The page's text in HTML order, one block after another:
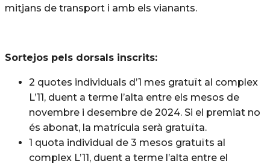
mitjans de transport i amb els vianants.
Sortejos pels dorsals inscrits:
2 quotes individuals d’1 mes gratuït al complex
L’11, duent a terme l’alta entre els mesos de
novembre i desembre de 2024. Si el premiat no
és abonat, la matrícula serà gratuïta.
1 quota individual de 3 mesos gratuïts al
complex L’11, duent a terme l’alta entre el